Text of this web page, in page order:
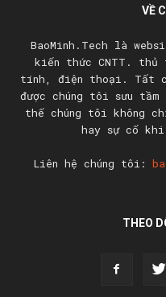
VỀ
BaoMinh.Tech là
kiến thức CNTT. thủ
tính, điện thoại. Tất
được chúng tôi sưu
thế chúng tôi không
hay sự cố khi
Liên hệ chúng tôi:
THEO